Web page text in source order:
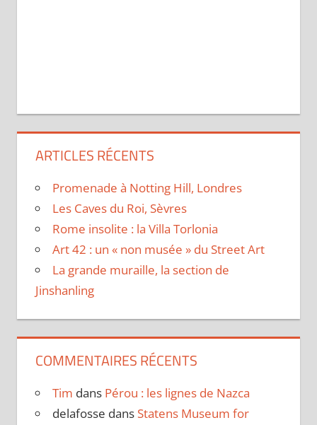
ARTICLES RÉCENTS
Promenade à Notting Hill, Londres
Les Caves du Roi, Sèvres
Rome insolite : la Villa Torlonia
Art 42 : un « non musée » du Street Art
La grande muraille, la section de
Jinshanling
COMMENTAIRES RÉCENTS
Tim dans Pérou : les lignes de Nazca
delafosse dans Statens Museum for